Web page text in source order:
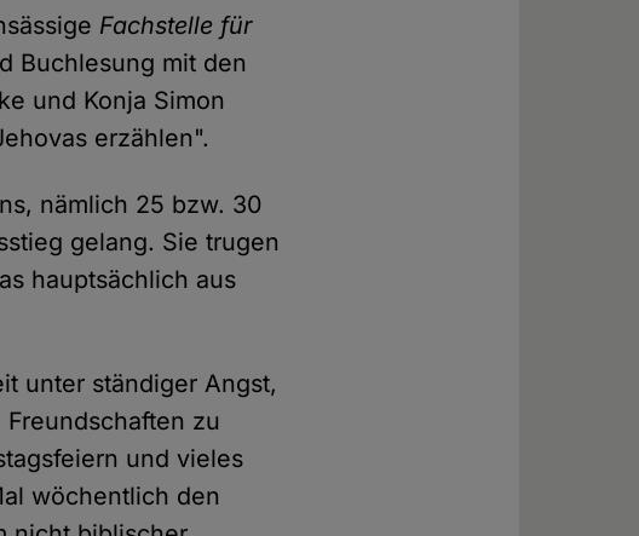
Fachstelle für
Buchlesung mit den
und Konja Simon
erzählen".
nämlich 25 bzw. 30
gelang. Sie trugen
hauptsächlich aus
unter ständiger Angst,
zu
und vieles
wöchentlich den